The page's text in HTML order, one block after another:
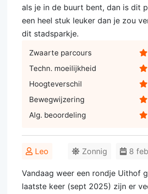
als je in de buurt bent, dan is dit
een heel stuk leuker dan je zou
dit stadsparkje.
Zwaarte parcours
Techn. moeilijkheid
Hoogteverschil
Bewegwijzering
Alg. beoordeling
Leo 8
Zonnig
Vandaag weer een rondje Uithof
laatste keer (sept 2025) zijn er